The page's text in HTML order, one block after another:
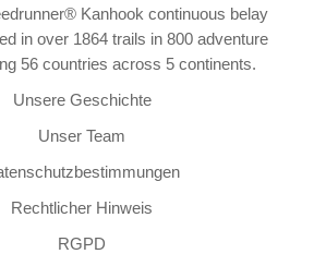
Kanhook continuous belay
in over 1864 trails in 800 adventure
56 countries across 5 continents.
Unsere Geschichte
Unser Team
Rechtlicher Hinweis
RGPD